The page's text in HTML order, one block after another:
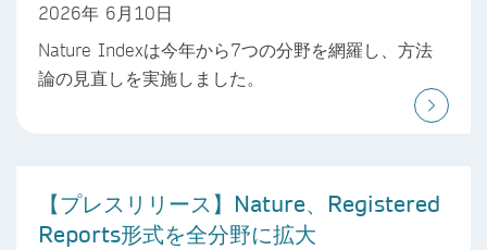
2026年 6月10日
Nature Indexは今年から7つの分野を網羅し、方法
論の見直しを実施しました。
【プレスリリース】Nature、Registered
Reports形式を全分野に拡大